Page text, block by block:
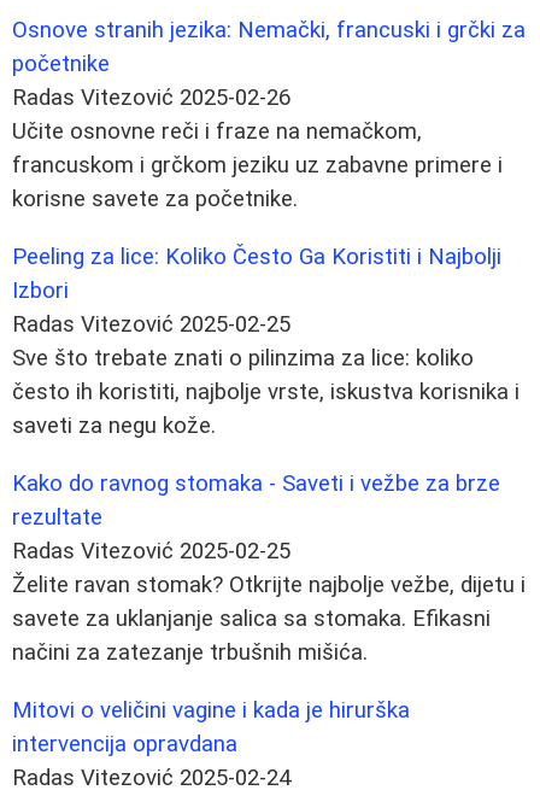
Osnove stranih jezika: Nemački, francuski i grčki za
početnike
Radas Vitezović 2025-02-26
Učite osnovne reči i fraze na nemačkom,
francuskom i grčkom jeziku uz zabavne primere i
korisne savete za početnike.
Peeling za lice: Koliko Često Ga Koristiti i Najbolji
Izbori
Radas Vitezović 2025-02-25
Sve što trebate znati o pilinzima za lice: koliko
često ih koristiti, najbolje vrste, iskustva korisnika i
saveti za negu kože.
Kako do ravnog stomaka - Saveti i vežbe za brze
rezultate
Radas Vitezović 2025-02-25
Želite ravan stomak? Otkrijte najbolje vežbe, dijetu i
savete za uklanjanje salica sa stomaka. Efikasni
načini za zatezanje trbušnih mišića.
Mitovi o veličini vagine i kada je hirurška
intervencija opravdana
Radas Vitezović 2025-02-24